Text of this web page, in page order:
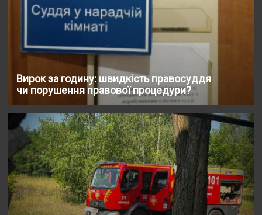
Вирок за годину: швидкість правосуддя
чи порушення правової процедури?